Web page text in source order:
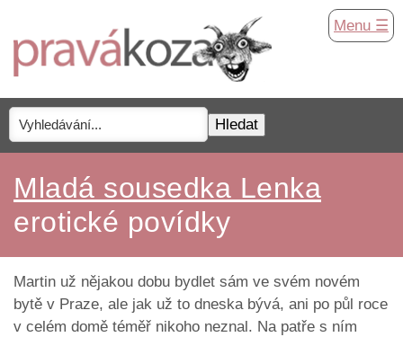
Menu ☰
Mladá sousedka Lenka
erotické povídky
Martin už nějakou dobu bydlet sám ve svém novém
bytě v Praze, ale jak už to dneska bývá, ani po půl roce
v celém domě téměř nikoho neznal. Na patře s ním